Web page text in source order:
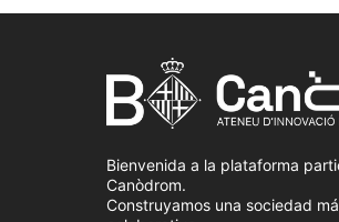
Bienvenida a la plataforma
Canòdrom.
Construyamos una sociedad